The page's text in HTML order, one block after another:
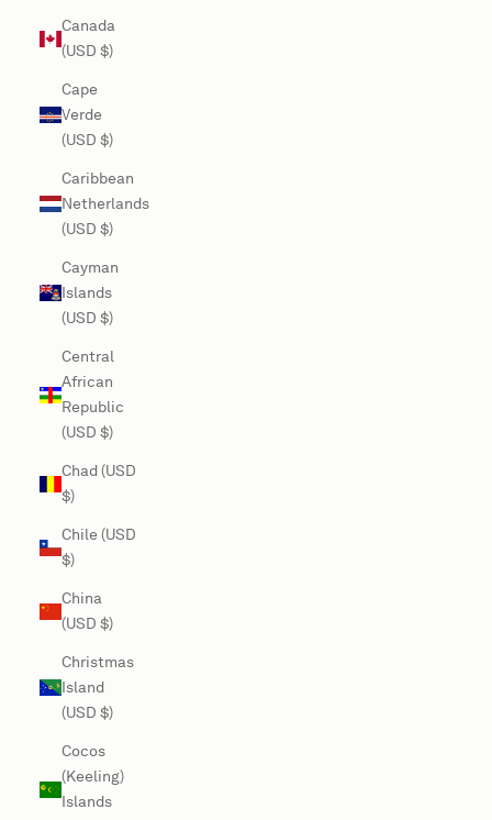
Canada
(USD $)
Cape
Verde
(USD $)
Caribbean
Netherlands
(USD $)
Cayman
Islands
(USD $)
Central
African
Republic
(USD $)
Chad (USD
$)
Chile (USD
$)
China
(USD $)
Christmas
Island
(USD $)
Cocos
(Keeling)
Islands